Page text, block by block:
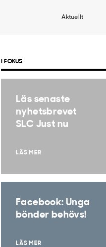
Aktuellt
I FOKUS
Läs senaste
nyhetsbrevet
SLC Just nu
LÄS MER
Facebook: Unga
bönder behövs!
LÄS MER